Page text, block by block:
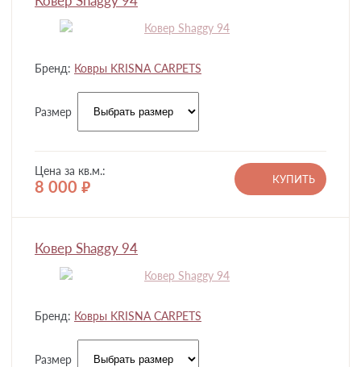
Бренд: Ковры KRISNA CARPETS
Размер
Цена за кв.м.:
8 000 руб.
КУПИТЬ
Ковер Shaggy 94
Бренд: Ковры KRISNA CARPETS
Размер